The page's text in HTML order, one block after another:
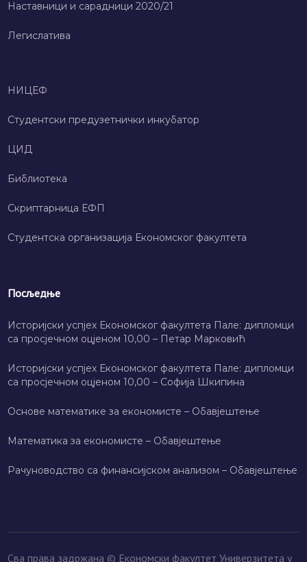
Наставници и сарадници 2020/21
Легислатива
НИЦЕФ
Студентски предузетнички инкубатор
ЦИД
Библиотека
Скриптарница ЕФП
Студентска организација Економског факултета
Посљедње
Историјски успјех Економског факултета Пале: дипломци
са просјечном оцјеном 10,00 – Петар Марковић
Историјски успјех Економског факултета Пале: дипломци
са просјечном оцјеном 10,00 – Софија Шкипина
Основе математике за економисте – Обавјештење
Математика за економисте – Обавјештење
Рачуноводство са финансијском анализом – Обавјештење
Сва права задржана © Економски факултет Универзитета у